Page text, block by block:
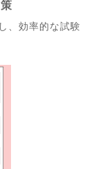
、効率的な試験